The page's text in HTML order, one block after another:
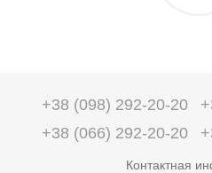
+38 (098) 292-20-20
+38 (066) 292-20-20
Контактная